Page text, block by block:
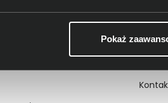
Pokaż
na dokumencie